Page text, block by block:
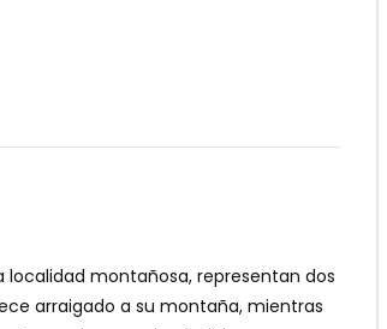
montañosa, representan dos
arraigado a su montaña, mientras